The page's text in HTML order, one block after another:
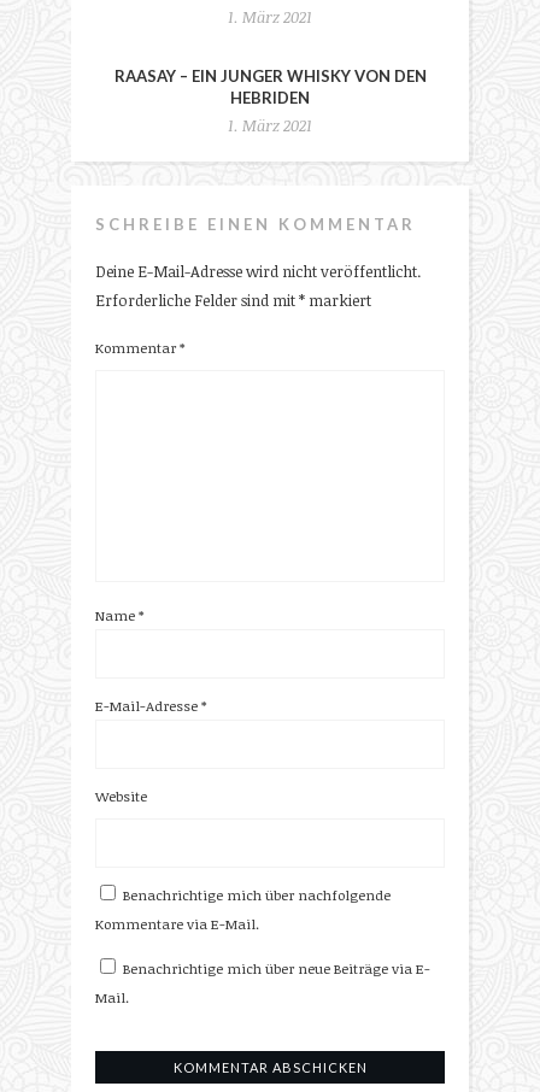
1. März 2021
RAASAY – EIN JUNGER WHISKY VON DEN
HEBRIDEN
1. März 2021
SCHREIBE EINEN KOMMENTAR
Deine E-Mail-Adresse wird nicht veröffentlicht.
Erforderliche Felder sind mit* markiert
Kommentar*
Name*
E-Mail-Adresse*
Website
Benachrichtige mich über nachfolgende
Kommentare via E-Mail.
Benachrichtige mich über neue Beiträge via E-
Mail.